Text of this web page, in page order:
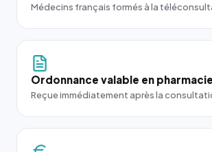
Médecins français formés à la
Ordonnance valable en pharmacie
Reçue immédiatement après la